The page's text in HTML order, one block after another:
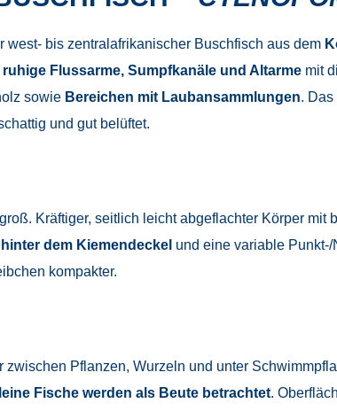
west- bis zentralafrikanischer Buschfisch aus dem
ruhige Flussarme, Sumpfkanäle und Altarmemit
sowie Bereichen mit Laubansammlungen.
und gut belüftet.
Kräftiger, seitlich leicht abgeflachter Körper mit
dem Kiemendeckel und eine variable
kompakter.
zwischen Pflanzen, Wurzeln und unter
Fische werden als Beute betrachtet.